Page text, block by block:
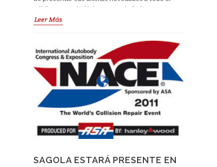
público que asistió. Interauto, la feria
internacional del automóvil de Moscú abrió sus
puertas este verano, en el que pudieron mostrar
diferentes. Queremos agradecer la gran acogida
de nuestros productos estrella a todos los
asistentes y esperamos seguir creciendo en este
país.
Leer Más
SAGOLA ESTARÁ PRESENTE EN